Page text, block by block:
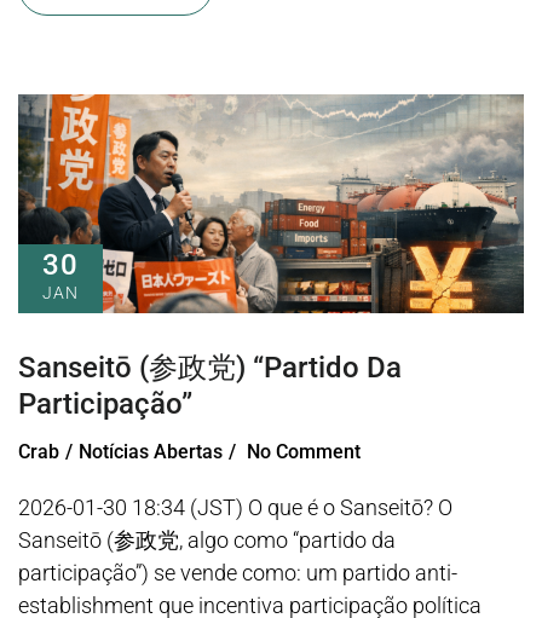
30
JAN
Sanseitō (参政党) “partido Da
Participação”
Crab Notícias Abertas No Comment
2026-01-30 18:34 (JST) O que é o Sanseitō? O
Sanseitō (参政党, algo como “partido da
participação”) se vende como: um partido anti-
establishment que incentiva participação política